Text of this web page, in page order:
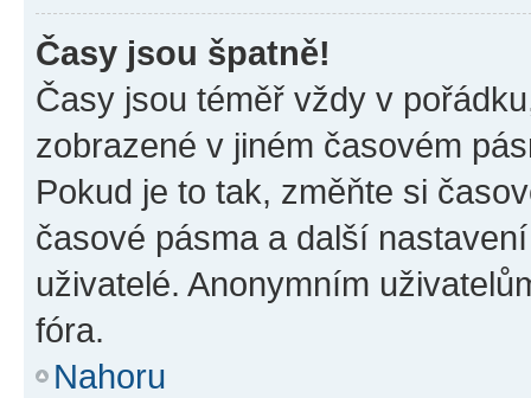
Časy jsou špatně!
Časy jsou téměř vždy v
zobrazené v jiném časovém
Pokud je to tak, změňte si
časové pásma a další
uživatelé. Anonymním
fóra.
Nahoru